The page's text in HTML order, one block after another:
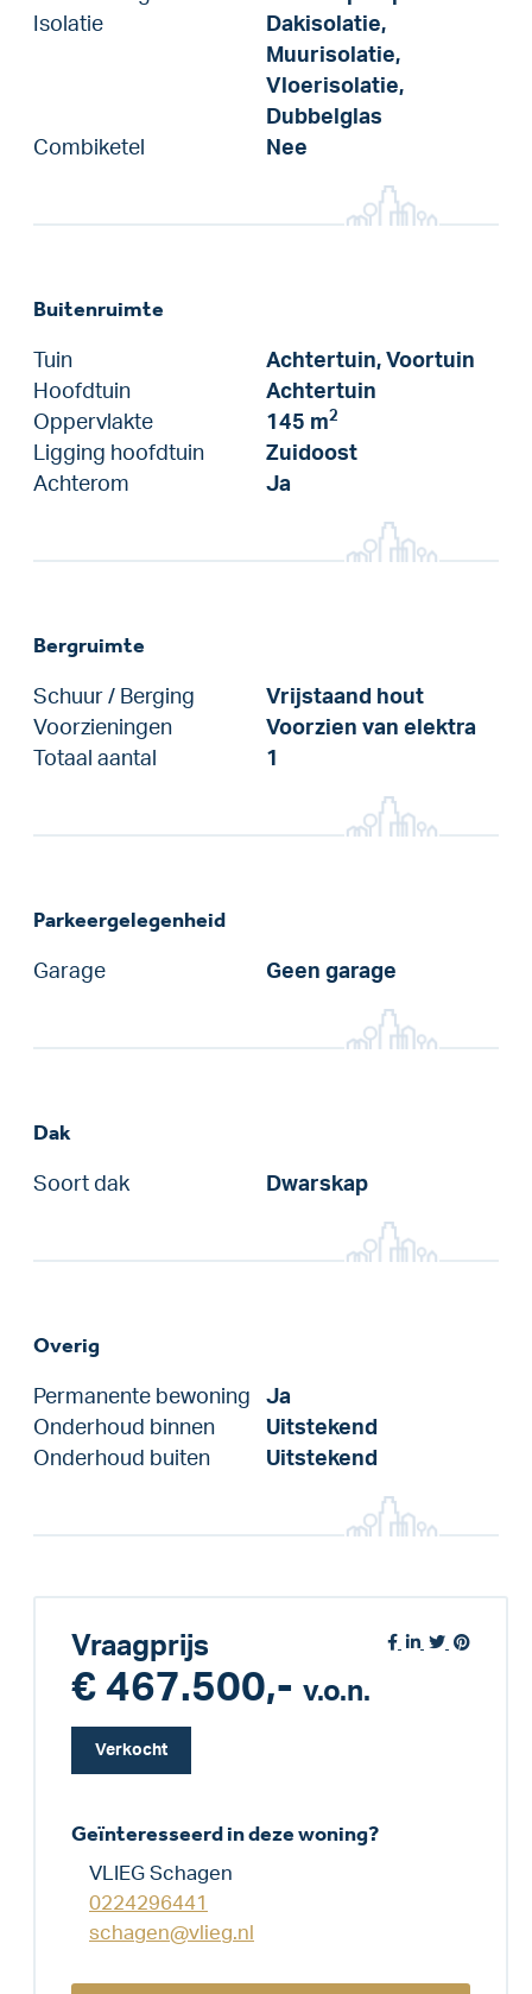
Isolatie
Dakisolatie,
Muurisolatie,
Vloerisolatie,
Dubbelglas
Combiketel
Nee
Buitenruimte
Tuin
Achtertuin, Voortuin
Hoofdtuin
Achtertuin
Oppervlakte
145 m2
Ligging hoofdtuin
Zuidoost
Achterom
Ja
Bergruimte
Schuur / Berging
Vrijstaand hout
Voorzieningen
Voorzien van elektra
Totaal aantal
1
Parkeergelegenheid
Garage Geen garage
Dak
Soort dak Dwarskap
Overig
Permanente bewoning
Ja
Onderhoud binnen
Uitstekend
Onderhoud buiten
Uitstekend
Vraagprijs
€ 467.500,- v.o.n.
Verkocht
Geïnteresseerd in deze woning?
VLIEG Schagen
0224296441
schagen@vlieg.nl